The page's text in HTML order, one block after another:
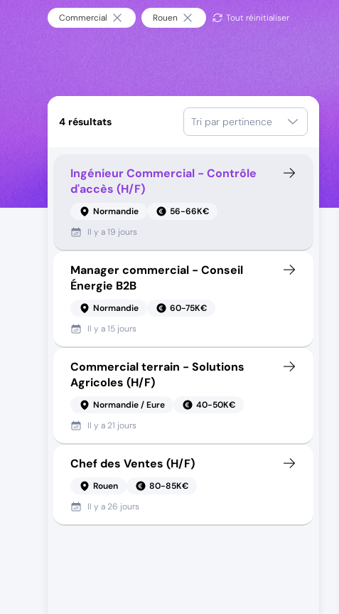
Commercial Rouen Tout réinitialiser
4 résultats Tri par pertinence
Ingénieur Commercial - Contrôle
d'accès (H/F)
Normandie
56-66K€
Il y a19 jours
Manager commercial - Conseil
Énergie B2B
Normandie
60-75K€
Il y a15 jours
Commercial terrain - Solutions
Agricoles (H/F)
Normandie / Eure
40-50K€
Il y a 21 jours
Chef des Ventes (H/F)
Rouen
80-85K€
Il y a 26 jours